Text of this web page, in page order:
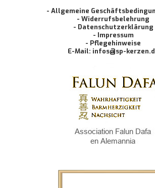
- Allgemeine
- Widerrufsbelehrung
- Datenschutzerklärung
- Impressum
- Pflegehinweise
E-Mail: infos@sp-